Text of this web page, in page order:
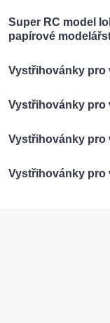
Super RC model
papírové
Vystřihovánky pro
Vystřihovánky
Vystřihovánky
Vystřihovánky